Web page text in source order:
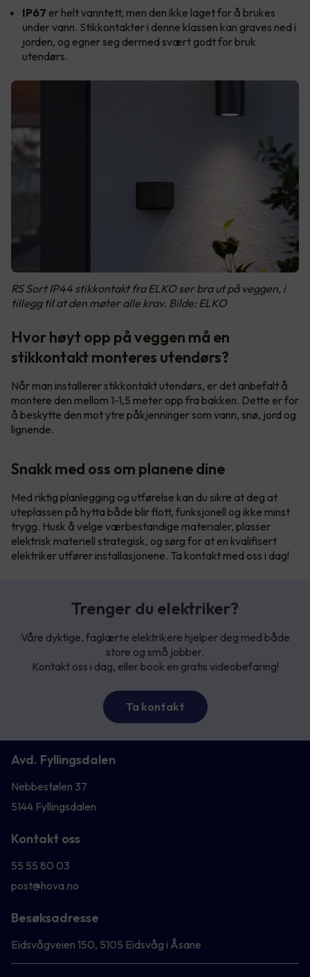
IP67 er helt vanntett, men den ikke laget for å brukes
under vann. Stikkontakter i denne klassen kan graves ned i
jorden, og egner seg dermed svært godt for bruk
utendørs.
RS Sort IP44 stikkontakt fra ELKO ser bra ut på veggen, i
tillegg til at den møter alle krav. Bilde: ELKO
Hvor høyt opp på veggen må en
stikkontakt monteres utendørs?
Når man installerer stikkontakt utendørs, er det anbefalt å
montere den mellom 1-1,5 meter opp fra bakken. Dette er for
å beskytte den mot ytre påkjenninger som vann, snø, jord og
lignende.
Snakk med oss om planene dine
Med riktig planlegging og utførelse kan du sikre at deg at
uteplassen på hytta både blir flott, funksjonell og ikke minst
trygg. Husk å velge værbestandige materialer, plasser
elektrisk materiell strategisk, og sørg for at en kvalifisert
elektriker utfører installasjonene. Ta kontakt med oss i dag!
Trenger du elektriker?
Våre dyktige, faglærte elektrikere hjelper deg med både
store og små jobber.
Kontakt oss i dag, eller book en gratis videobefaring!
Ta kontakt
Avd. Fyllingsdalen
Nebbestølen 37
5144 Fyllingsdalen
Kontakt oss
55 55 80 03
post@hova.no
Besøksadresse
Eidsvågveien 150, 5105 Eidsvåg i Åsane